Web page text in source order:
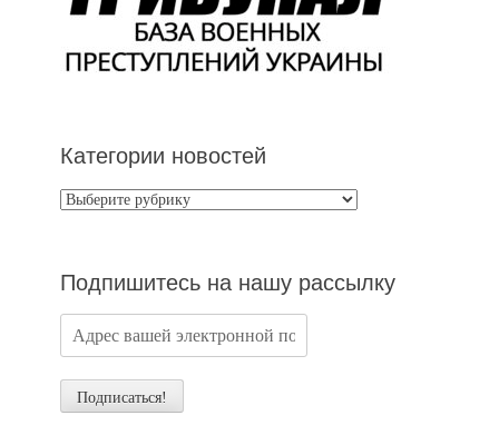
Категории новостей
Категории
Подпишитесь на нашу рассылку